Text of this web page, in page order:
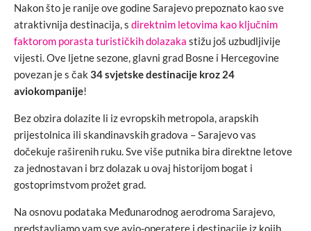
Nakon što je ranije ove godine Sarajevo prepoznato kao sve
atraktivnija destinacija, s direktnim letovima kao ključnim
faktorom porasta turističkih dolazaka stižu još uzbudljivije
vijesti. Ove ljetne sezone, glavni grad Bosne i Hercegovine
povezan je s čak 34 svjetske destinacije kroz 24
aviokompanije!
Bez obzira dolazite li iz evropskih metropola, arapskih
prijestolnica ili skandinavskih gradova – Sarajevo vas
dočekuje raširenih ruku. Sve više putnika bira direktne letove
za jednostavan i brz dolazak u ovaj historijom bogat i
gostoprimstvom prožet grad.
Na osnovu podataka Međunarodnog aerodroma Sarajevo,
predstavljamo vam sve avio-operatere i destinacije iz kojih